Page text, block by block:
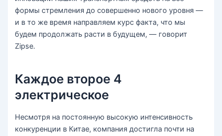
формы стремления до совершенно нового уровня —
и в то же время направляем курс факта, что мы
будем продолжать расти в будущем, — говорит
Zipse.
Каждое второе 4
электрическое
Несмотря на постоянную высокую интенсивность
конкуренции в Китае, компания достигла почти на